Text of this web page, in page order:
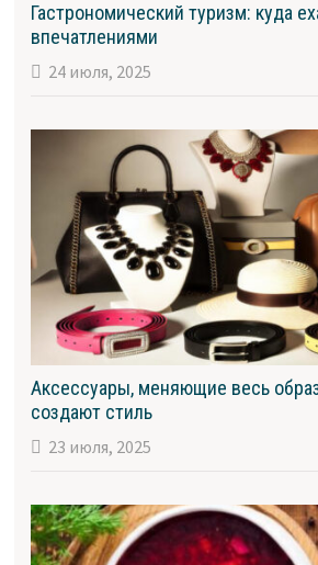
Гастрономический туризм: куда
впечатлениями
24 июля, 2025
Аксессуары, меняющие весь
создают стиль
23 июля, 2025